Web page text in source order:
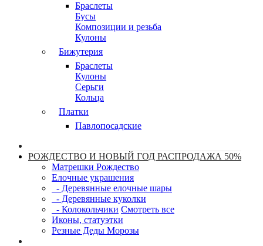
Браслеты
Бусы
Композиции и резьба
Кулоны
Бижутерия
Браслеты
Кулоны
Серьги
Кольца
Платки
Павлопосадские
РОЖДЕСТВО И НОВЫЙ ГОД РАСПРОДАЖА 50%
Матрешки Рождество
Елочные украшения
- Деревянные елочные шары
- Деревянные куколки
- Колокольчики Смотреть все
Иконы, статуэтки
Резные Деды Морозы